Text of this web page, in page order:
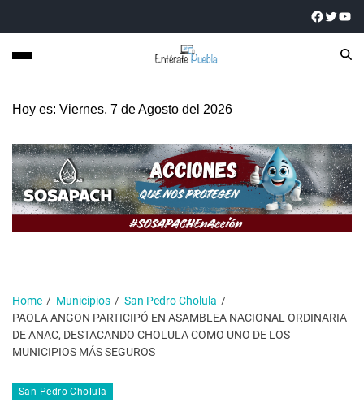
Hoy es: Viernes, 7 de Agosto del 2026
Home Municipios
San Pedro Cholula
PAOLA ANGON PARTICIPÓ EN ASAMBLEA NACIONAL ORDINARIA
DE ANAC, DESTACANDO CHOLULA COMO UNO DE LOS
MUNICIPIOS MÁS SEGUROS
San Pedro Cholula